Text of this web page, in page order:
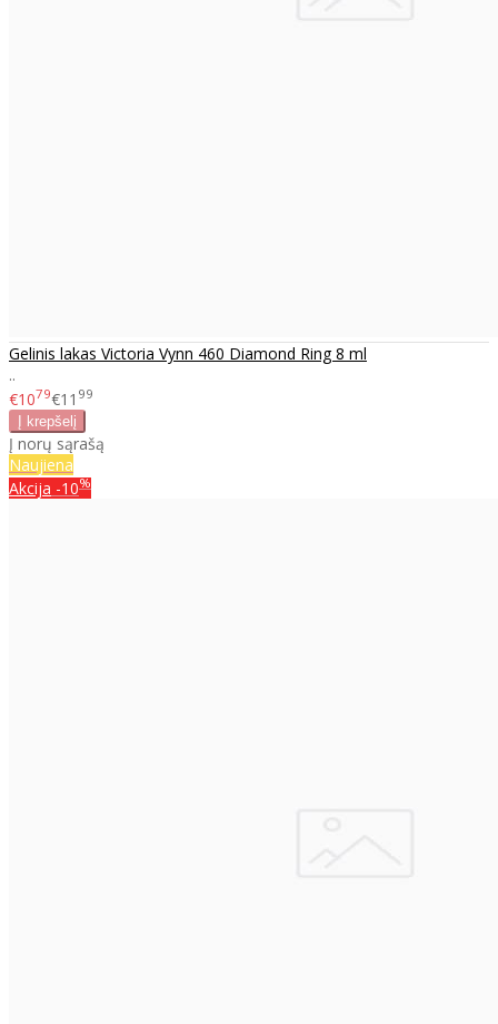
Gelinis lakas Victoria Vynn 460 Diamond Ring 8 ml
..
€1079€11 99
Į norų sąrašą
Naujiena
Akcija -10%